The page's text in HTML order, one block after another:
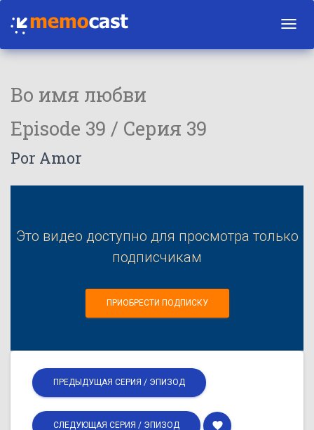
Во имя любви
Episode 39 / Серия 39
Por Amor
Это видео доступно для просмотра только
подписчикам
ПРИОБРЕСТИ ПОДПИСКУ
ПРЕДЫДУЩАЯ СЕРИЯ / ЭПИЗОД
СЛЕДУЮЩАЯ СЕРИЯ / ЭПИЗОД favorite